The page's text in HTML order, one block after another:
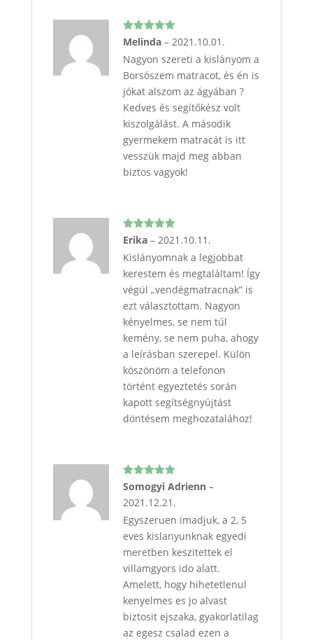
Értékelés:
Melinda – 2021.10.01.
Nagyon szereti a kislányom a
Borsószem matracot, és én is
jókat alszom az ágyában ?
Kedves és segítőkész volt
kiszolgálást. A második
gyermekem matracát is itt
vesszük majd meg abban
biztos vagyok!
Értékelés:
Erika – 2021.10.11.
Kislányomnak a legjobbat
kerestem és megtaláltam! Így
végül „vendégmatracnak” is
ezt választottam. Nagyon
kényelmes, se nem túl
kemény, se nem puha, ahogy
a leírásban szerepel. Külön
köszönöm a telefonon
történt egyeztetés során
kapott segítségnyújtást
döntésem meghozatalához!
Értékelés:
Somogyi Adrienn –
2021.12.21.
Egyszeruen imadjuk, a 2, 5
eves kislanyunknak egyedi
meretben keszitettek el
villamgyors ido alatt.
Amelett, hogy hihetetlenul
kenyelmes es jo alvast
biztosit ejszaka, gyakorlatilag
az egesz csalad ezen a